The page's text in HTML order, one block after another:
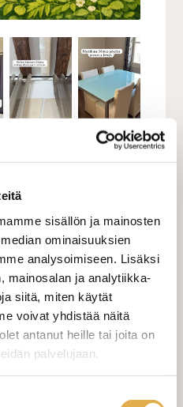
sisällön ja mainosten
ominaisuuksien
analysoimiseen. Lisäksi
mainosalan ja analytiikka-
siitä, miten käytät
voivat yhdistää näitä
antanut heille tai joita on
palvelujaan.
Kankaan ,työn ja
perusteella.
käyntejä.Valitse
Tärkeää on
verhot tulevat.
tai 050 3060320